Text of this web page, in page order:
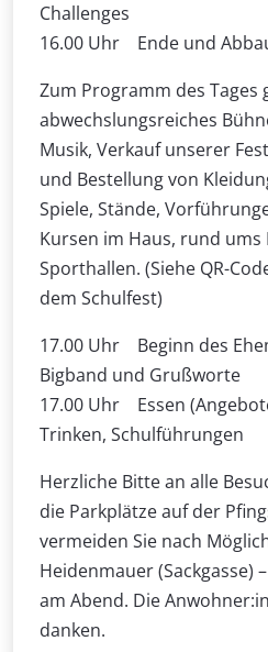
Challenges
16.00 Uhr Ende und
Zum Programm des
abwechslungsreiches
Musik, Verkauf unserer
und Bestellung von
Spiele, Stände,
Kursen im Haus, rund ums
Sporthallen. (Siehe QR-
dem Schulfest)
17.00 Uhr Beginn des
Bigband und Grußworte
17.00 Uhr Essen
Trinken, Schulführungen
Herzliche Bitte an alle
die Parkplätze auf der
vermeiden Sie nach
Heidenmauer (Sackgasse)
am Abend. Die
danken.